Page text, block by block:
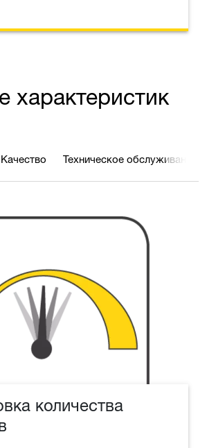
характеристик
Качество Техническое обслуживание
количества